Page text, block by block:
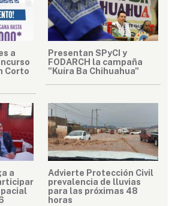
a
Corto
Presentan SPyCI y
FODARCH la campaña
"Kuíra Ba Chihuahua"
a
Advierte Protección Civil
prevalencia de lluvias
para las próximas 48
horas